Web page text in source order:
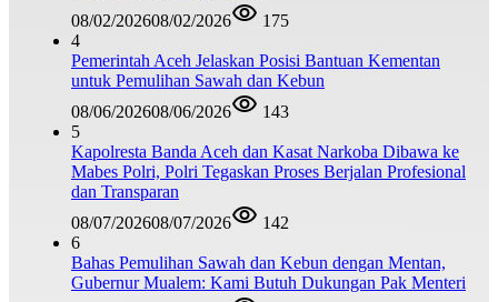
08/02/202608/02/2026
175
4
Pemerintah Aceh Jelaskan Posisi Bantuan Kementan
untuk Pemulihan Sawah dan Kebun
08/06/202608/06/2026
143
5
Kapolresta Banda Aceh dan Kasat Narkoba Dibawa ke
Mabes Polri, Polri Tegaskan Proses Berjalan Profesional
dan Transparan
08/07/202608/07/2026
142
6
Bahas Pemulihan Sawah dan Kebun dengan Mentan,
Gubernur Mualem: Kami Butuh Dukungan Pak Menteri